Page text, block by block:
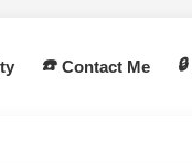
☎️ Contact Me 🔒